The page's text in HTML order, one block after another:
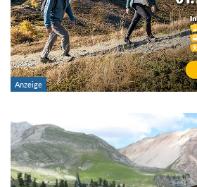
Gebirge:
Hütten-Typ:
Übernachtung:
Suchbegriff: